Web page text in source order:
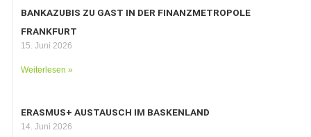
BANKAZUBIS ZU GAST IN DER FINANZMETROPOLE
FRANKFURT
15. Juni 2026
Weiterlesen »
ERASMUS+ AUSTAUSCH IM BASKENLAND
14. Juni 2026